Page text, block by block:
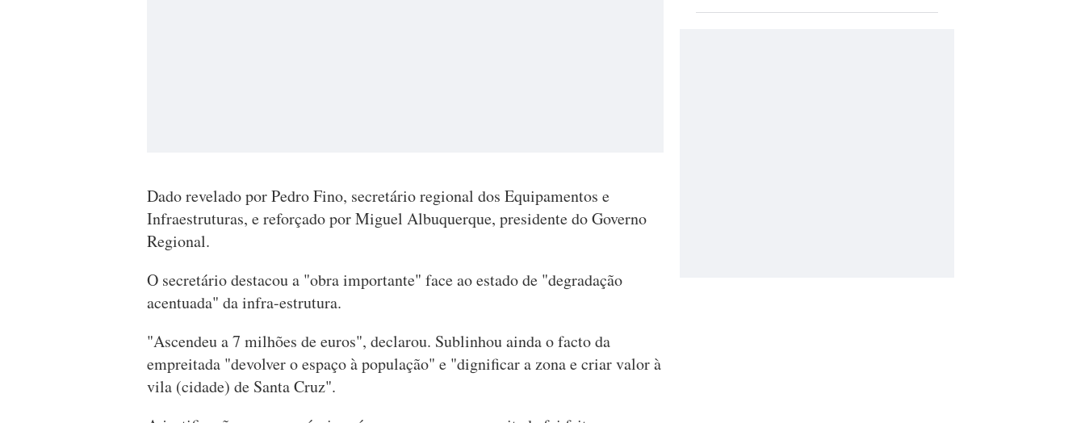
Dado revelado por Pedro Fino, secretário regional dos Equipamentos e
Infraestruturas, e reforçado por Miguel Albuquerque, presidente do Governo
Regional.
O secretário destacou a "obra importante" face ao estado de "degradação
acentuada" da infra-estrutura.
"Ascendeu a 7 milhões de euros", declarou. Sublinhou ainda o facto da
empreitada "devolver o espaço à população" e "dignificar a zona e criar valor à
vila (cidade) de Santa Cruz".